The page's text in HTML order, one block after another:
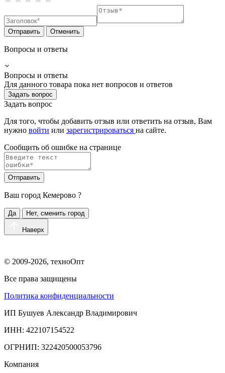
Отправить Отменить
Вопросы и ответы
Вопросы и ответы
Для данного товара пока нет вопросов и ответов
Задать вопрос
Задать вопрос
Для того, чтобы добавить отзыв или ответить на отзыв, Вам
нужно войти или зарегистрироваться на сайте.
Сообщить об ошибке на страницe
Отправить
Ваш город Кемерово ?
Да Нет, сменить город
Наверх
© 2009-2026, техноОпт
Все права защищены
Политика конфиденциальности
ИП Бушуев Александр Владимирович
ИНН: 422107154522
ОГРНИП: 322420500053796
Компания